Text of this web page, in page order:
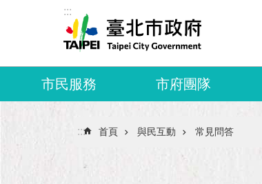
跳到主要內容區塊
:::
市民服務 市府團隊
::: 首頁 與民互動 常見問答